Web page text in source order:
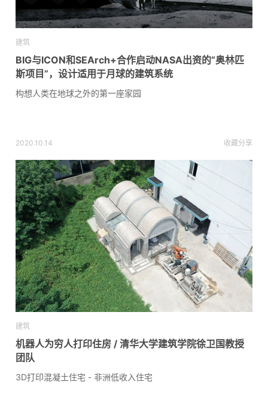
建筑
BIG与ICON和SEArch+合作启动NASA出资的“奥林匹
斯项目”，设计适用于月球的建筑系统
构想人类在地球之外的第一座家园
2020.10.14 收藏分享
建筑
机器人为穷人打印住房 / 清华大学建筑学院徐卫国教授
团队
3D打印混凝土住宅 - 非洲低收入住宅